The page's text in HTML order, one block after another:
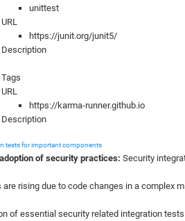
unittest
URL
https://junit.org/junit5/
Description
Tags
URL
https://karma-runner.github.io
Description
tests for important components
of security practices: Security
are rising due to code changes in a complex
of essential security related integration